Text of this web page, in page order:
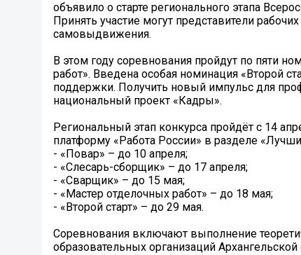
объявило о старте регионального этапа
Принять участие могут представители
самовыдвижения.
В этом году соревнования пройдут по пяти
работ». Введена особая номинация «Второй
поддержки. Получить новый импульс для
национальный проект «Кадры».
Региональный этап конкурса пройдёт с 14
платформу «Работа России» в разделе
- «Повар» – до 10 апреля;
- «Слесарь-сборщик» – до 17 апреля;
- «Сварщик» – до 15 мая;
- «Мастер отделочных работ» – до 18 мая;
- «Второй старт» – до 29 мая.
Соревнования включают выполнение
образовательных организаций Архангельской